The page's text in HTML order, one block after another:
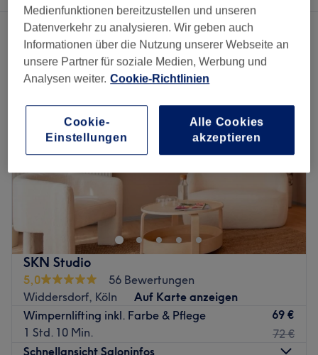
2 Salons die anbieten:
wimpernlifting in der Nähe von Müngersdorf, Köln
SKN Studio
5,0
56 Bewertungen
Widdersdorf, Köln
Auf Karte anzeigen
Wimpernlifting inkl. Farbe & Pflege
1 Std. 10 Min.
69 €
72 €
Schnellansicht Saloninfos
Medienfunktionen bereitzustellen und unseren
Datenverkehr zu analysieren. Wir geben auch
Informationen über die Nutzung unserer Webseite an
unsere Partner für soziale Medien, Werbung und
Analysen weiter. Cookie-Richtlinien
Cookie-
Einstellungen
Alle Cookies
akzeptieren